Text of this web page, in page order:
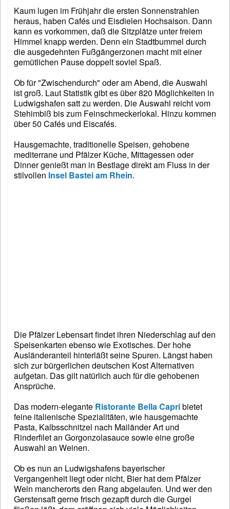
Kaum lugen im Frühjahr die ersten Sonnenstrahlen
heraus, haben Cafés und Eisdielen Hochsaison. Dann
kann es vorkommen, daß die Sitzplätze unter freiem
Himmel knapp werden. Denn ein Stadtbummel durch
die ausgedehnten Fußgängerzonen macht mit einer
gemütlichen Pause doppelt soviel Spaß.
Ob für "Zwischendurch" oder am Abend, die Auswahl
ist groß. Laut Statistik gibt es über 820 Möglichkeiten in
Ludwigshafen satt zu werden. Die Auswahl reicht vom
Stehimbiß bis zum Feinschmeckerlokal. Hinzu kommen
über 50 Cafés und Eiscafés.
Hausgemachte, traditionelle Speisen, gehobene
mediterrane und Pfälzer Küche, Mittagessen oder
Dinner genießt man in Bestlage direkt am Fluss in der
stilvollen Insel Bastei am Rhein.
Die Pfälzer Lebensart findet ihren Niederschlag auf den
Speisenkarten ebenso wie Exotisches. Der hohe
Ausländeranteil hinterläßt seine Spuren. Längst haben
sich zur bürgerlichen deutschen Kost Alternativen
aufgetan. Das gilt natürlich auch für die gehobenen
Ansprüche.
Das modern-elegante Ristorante Bella Capribietet
feine italienische Spezialitäten, wie hausgemachte
Pasta, Kalbsschnitzel nach Mailänder Art und
Rinderfilet an Gorgonzolasauce sowie eine große
Auswahl an Weinen.
Ob es nun an Ludwigshafens bayerischer
Vergangenheit liegt oder nicht, Bier hat dem Pfälzer
Wein mancherorts den Rang abgelaufen. Und wer den
Gerstensaft gerne frisch gezapft durch die Gurgel